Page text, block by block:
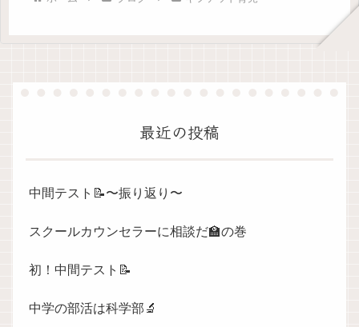
最近の投稿
中間テスト📝〜振り返り〜
スクールカウンセラーに相談だ🏫の巻
初！中間テスト📝
中学の部活は科学部🔬